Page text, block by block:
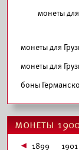
монеты
монеты для
монеты для
боны
монеты
1899 1901